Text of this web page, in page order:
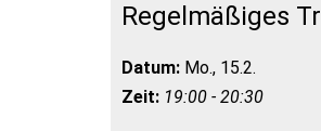
Regelmäßiges
Datum: Mo., 15.2.
Zeit: 19:00 - 20:30